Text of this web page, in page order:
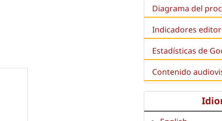
Diagrama del
Indicadores
Estadísticas de
Contenido